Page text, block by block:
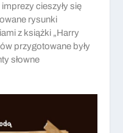
cieszyły się
rysunki
z książki „Harry
przygotowane były
słowne